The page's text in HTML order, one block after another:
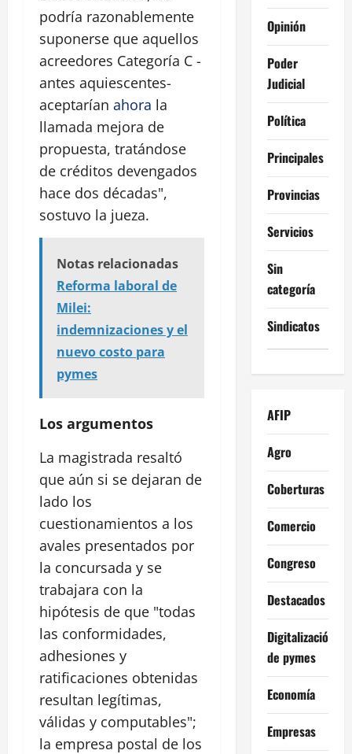
podría razonablemente
suponerse que aquellos
acreedores Categoría C -
antes aquiescentes-
aceptarían ahora la
llamada mejora de
propuesta, tratándose
de créditos devengados
hace dos décadas",
sostuvo la jueza.
Notas relacionadas
Reforma laboral de
Milei:
indemnizaciones y el
nuevo costo para
pymes
Los argumentos
La magistrada resaltó
que aún si se dejaran de
lado los
cuestionamientos a los
avales presentados por
la concursada y se
trabajara con la
hipótesis de que "todas
las conformidades,
adhesiones y
ratificaciones obtenidas
resultan legítimas,
válidas y computables";
la empresa postal de los
Opinión
Poder
Judicial
Política
Principales
Provincias
Servicios
Sin
categoría
Sindicatos
AFIP
Agro
Coberturas
Comercio
Congreso
Destacados
Digitalización
de pymes
Economía
Empresas